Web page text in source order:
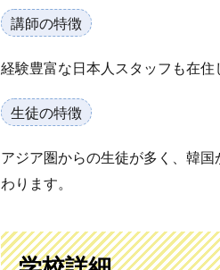
講師の特徴
経験豊富な日本人スタッフも在
生徒の特徴
アジア圏からの生徒が多く、韓
わります。